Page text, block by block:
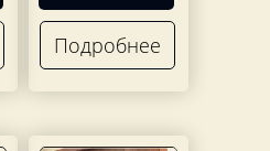
Подробнее